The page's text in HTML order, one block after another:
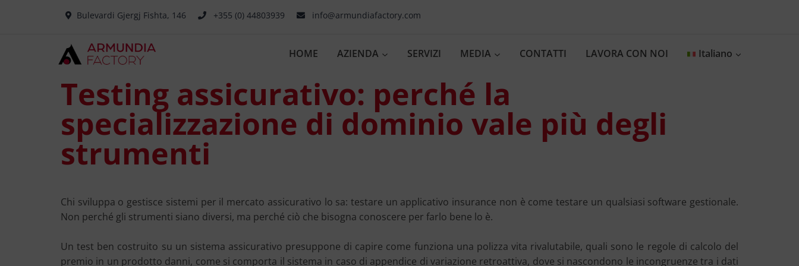
Bulevardi Gjergj Fishta, 146 +355 (0) 44803939 info@armundiafactory.com
HOME AZIENDA SERVIZI MEDIA CONTATTI LAVORA CON NOI Italiano
Testing assicurativo: perché la
specializzazione di dominio vale più degli
strumenti
Chi sviluppa o gestisce sistemi per il mercato assicurativo lo sa: testare un applicativo insurance non è come testare un qualsiasi software gestionale.
Non perché gli strumenti siano diversi, ma perché ciò che bisogna conoscere per farlo bene lo è.
Un test ben costruito su un sistema assicurativo presuppone di capire come funziona una polizza vita rivalutabile, quali sono le regole di calcolo del
premio in un prodotto danni, come si comporta il sistema in caso di appendice di variazione retroattiva, dove si nascondono le incongruenze tra i dati